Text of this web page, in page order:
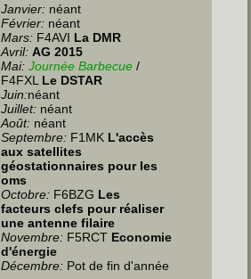
Janvier: néant
Février: néant
Mars: F4AVI La DMR
Avril:AG 2015
Mai: Journée Barbecue /
F4FXL Le DSTAR
Juin:néant
Juillet: néant
Août: néant
Septembre: F1MK L'accès
aux satellites
géostationnaires pour les
oms
Octobre: F6BZG Les
facteurs clefs pour réaliser
une antenne filaire
Novembre: F5RCT Economie
d'énergie
Décembre: Pot de fin d'année